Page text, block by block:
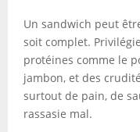
Un sandwich peut
soit complet.
protéines comme le
jambon, et des
surtout de pain, de
rassasie mal.